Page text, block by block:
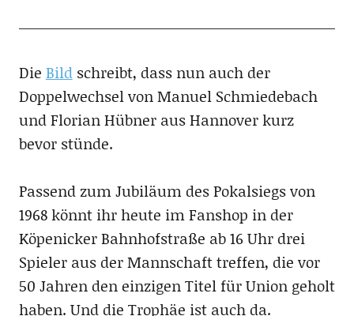
Die Bildschreibt, dass nun auch der
Doppelwechsel von Manuel Schmiedebach
und Florian Hübner aus Hannover kurz
bevor stünde.
Passend zum Jubiläum des Pokalsiegs von
1968 könnt ihr heute im Fanshop in der
Köpenicker Bahnhofstraße ab 16 Uhr drei
Spieler aus der Mannschaft treffen, die vor
50 Jahren den einzigen Titel für Union geholt
haben. Und die Trophäe ist auch da.